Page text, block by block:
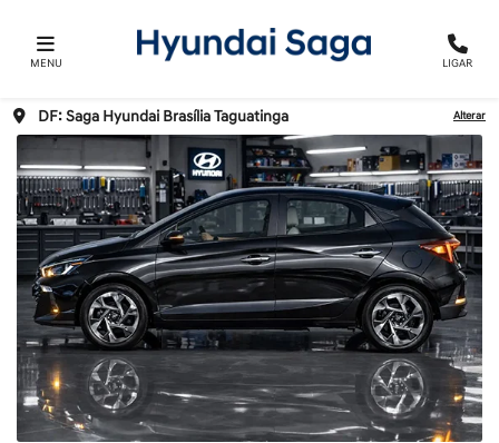
MENU LIGAR
DF: Saga Hyundai Brasília Taguatinga Alterar